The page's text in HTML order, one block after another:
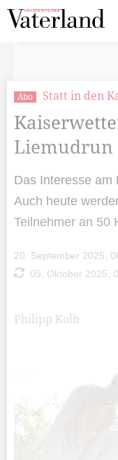
Abo Statt in den
Liemudrun
Das Interesse am
Auch heute
Teilnehmer an 50
20. September 2025,
05. Oktober 2025,
Philipp Kolb